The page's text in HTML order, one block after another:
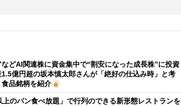
どAI関連株に資金集中で“割安になった成長株”に投資
億円超の坂本慎太郎さんが「絶好の仕込み時」と考
食品銘柄を紹介
上のパン食べ放題」で行列のできる新形態レストランを